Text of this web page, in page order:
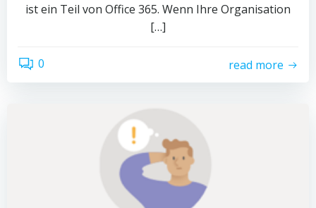
ist ein Teil von Office 365. Wenn Ihre Organisation
[…]
0 read more